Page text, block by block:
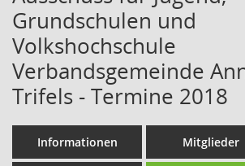
Grundschulen und
Volkshochschule
Verbandsgemeinde
Trifels - Termine 2018
Informationen Mitglieder